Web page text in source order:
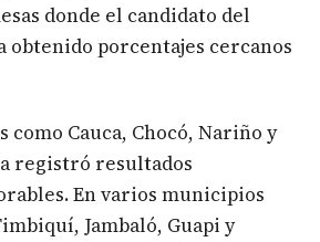
donde el candidato del
obtenido porcentajes cercanos
como Cauca, Chocó, Nariño y
registró resultados
En varios municipios
Jambaló, Guapi y